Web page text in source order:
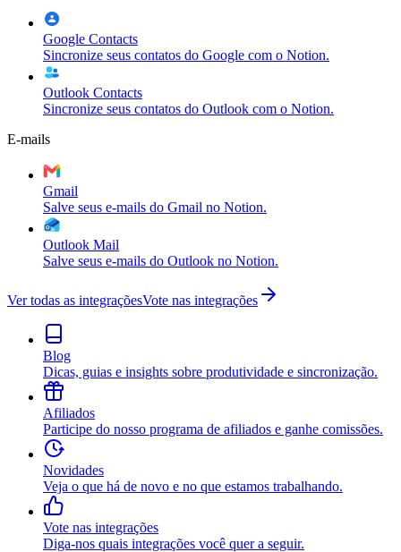
Google Contacts
Sincronize seus contatos do Google com o Notion.
Outlook Contacts
Sincronize seus contatos do Outlook com o Notion.
E-mails
Gmail
Salve seus e-mails do Gmail no Notion.
Outlook Mail
Salve seus e-mails do Outlook no Notion.
Ver todas as integraçõesVote nas integrações
Blog
Dicas, guias e insights sobre produtividade e sincronização.
Afiliados
Participe do nosso programa de afiliados e ganhe comissões.
Novidades
Veja o que há de novo e no que estamos trabalhando.
Vote nas integrações
Diga-nos quais integrações você quer a seguir.